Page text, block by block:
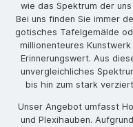
wie das Spektrum der
Bei uns finden Sie immer
gotisches Tafelgemälde
millionenteures
Erinnerungswert. Aus
unvergleichliches
bis hin zum stark
Unser Angebot umfasst
und Plexihauben.